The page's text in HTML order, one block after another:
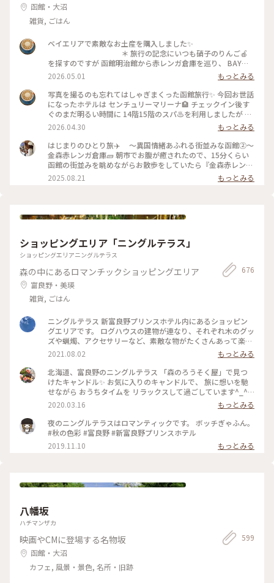
函館・大沼
雑貨, ごはん
ベイエリアで素敵なお土産を購入しました✨
＊ 旅行の記念にいつも硝子のりんご🍎
を探すのですが 函館明治館から赤レンガ倉庫を巡り、 BAYは
こだて内、瑠璃工房さんで すり硝子とレースのりんごオブジ
ェに出会いました✨ お隣りのフクロウ🦉さんは 先日、小岩井
農場で出会いましたが、函館にも居ました😁
＊ そして、赤レンガ倉庫柄のポーチも🎵
初日に気になって見てたのですが購入には至らず… 次の日にな
り、やっぱり欲しい✨と 再びベイエリアへ🤪 買わなかったら
きっと後悔してた💦 そのくらいお気に入りになりました✨
＊ 写真たてに入れてあるのは センチュリ
ーマリーナのお土産屋さんで購入したポストカードです。 お部
屋の一角が函館になりました✨ ＊ #ちいさ
な列車旅
2026.05.01
もっとみる
写真を撮るのも忘れてはしゃぎまくった函館旅行✨ 今回お世話
になったホテルは センチュリーマリーナ🏨 チェックイン後す
ぐのまだ明るい時間に 14階15階のスパ♨️を利用しましたが 眺
めがサイコーでした🤗 15階の開放感溢れる露天風呂に、14階
のあつ湯は まだ肌寒い函館の春を歩いた体をしっかりほぐし
て😌 海や函館山を眺めながらの♨️至福✨ 夜は館内のジンギス
カン料理のお店を利用しました。 個室で楽しめるのでお酒🍻
も進みます⤴︎⤴︎ チェックイン前に金森赤レンガ倉庫のビアホ
ールで すでに2杯飲んでいましたが🤣 そして、噂に名高いセン
チュリーマリーナの朝食✨ 端から端まで見れないほどのものす
に欠けますが、本当にオススメのホテルです❗️
らの100万ドルの夜景🌃✨ これがなんと…食事の予約を19時に
してたので 日が暮れる前に函館山を下山という悲しい結果に
😭 食事の後また行こうか？とも考えたのですが… お酒がすす
み過ぎて外出出来ませんでした🤪 ＊ #
ちいさな列車旅
2026.04.30
もっとみる
はじまりのひとり旅✈️ 〜異国情緒あふれる街並みな函館②〜
金森赤レンガ倉庫🧱 朝市でお腹が癒されたので、15分くらい
函館の街並みを眺めながらお散歩をしていたら『金森赤レンガ
倉庫』に到着🗽 港に並ぶ赤レンガの倉庫は明治時代に建造さ
れ、歴史を感じさせられる外観と「函館ヒストリープラザ」
施設でした☺️ ＊函館煉瓦工場 ◦赤瓦コースター ◦アロマ
スティックも可愛くて、インテリアとして置いておけるのと、
挿すだけでお気に入りの香りが楽しめるところが素敵でした🪴
香りは旅の思い出としてお土産にするのも良いなと思い、お気
に入りの香りをひとつ購入しました☺️ ハンドメイドのアクセ
サリーも、色や形ひとつひとつに違う味が出ていて、どれを選
ぼうか凄く悩ましかったです、、🥹 旅の思い出に出会えた素敵
な場所でした🧸 📷2025.08.07 #一人旅#夏旅#ゆるり夏時間#北
レンガ倉庫#函館煉瓦工場#金森赤レンガ倉庫店#赤瓦#コース
ター#アロマ#アロマグッズ#香り#旅の思い出#ハンドメイドア
クセサリー#アクセサリー#ハンドメイド#ガラス製品#食器#函
館限定#お土産#ことりっぷ函館#ひとり旅日記🕊️
2025.08.21 もっとみる
ショッピングエリア「ニングルテラス」
ショッピングエリアニングルテラス
森の中にあるロマンチックショッピングエリア
富良野・美瑛
雑貨, ごはん
676
ニングルテラス 新富良野プリンスホテル内にあるショッピン
グエリアです。 ログハウスの建物が連なり、それぞれ木のグッ
ズや蝋燭、アクセサリーなど、素敵な物がたくさんあって楽し
いです♪ #ニングルテラス #新富良野プリンスホテル #富良野
#北海道
2021.08.02
もっとみる
北海道、富良野のニングルテラス 「森のろうそく屋」で見つ
けたキャンドル✨ お気に入りのキャンドルで、 旅に想いを馳
せながら おうちタイムを リラックスして過ごしています^_^ #
北海道 #富良野 #ニングルテラス #森のろうそく屋 #キャンド
ル #メルヘン #旅の思い出 #憧れの地
2020.03.16
もっとみる
夜のニングルテラスはロマンティックです。 ボッチぎゃふん。
#秋の色彩 #富良野 #新富良野プリンスホテル
2019.11.10
もっとみる
八幡坂
ハチマンザカ
映画やCMに登場する名物坂
函館・大沼
カフェ, 風景・景色, 名所・旧跡
599